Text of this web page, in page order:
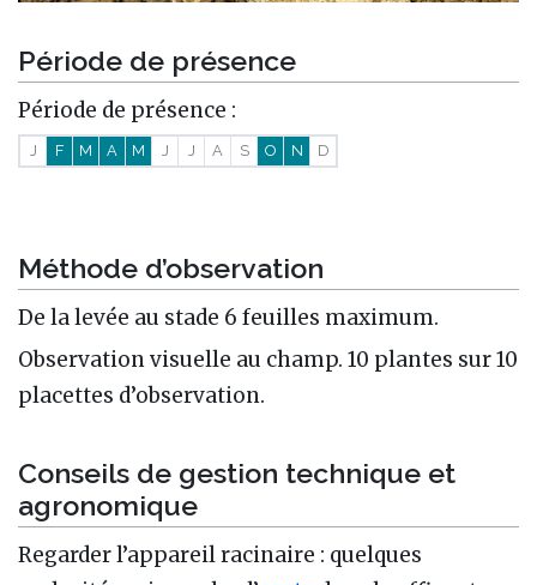
Période de présence
Période de présence :
J F M A M J J A S O N D
Méthode d’observation
De la levée au stade 6 feuilles maximum.
Observation visuelle au champ. 10 plantes sur 10
placettes d’observation.
Conseils de gestion technique et
agronomique
Regarder l’appareil racinaire : quelques